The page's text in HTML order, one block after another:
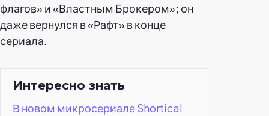
флагов» и «Властным Брокером»; он
даже вернулся в «Рафт» в конце
сериала.
Интересно знать
В новом микросериале Shortical